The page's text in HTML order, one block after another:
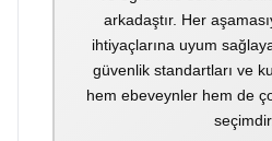
arkadaştır. Her
ihtiyaçlarına uyum
güvenlik standartları ve
hem ebeveynler hem de